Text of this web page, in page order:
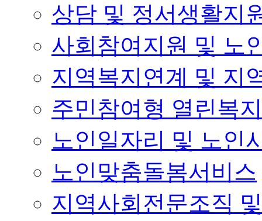
상담 및 정서생활지
사회참여지원 및 노
지역복지연계 및 지
주민참여형 열린복
노인일자리 및 노인
노인맞춤돌봄서비스
지역사회전문조직